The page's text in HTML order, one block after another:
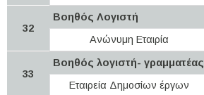
32
Βοηθός Λογιστή
Ανώνυμη Εταιρία
33
Βοηθός λογιστή- γραμματέας
Εταιρεία Δημοσίων έργων